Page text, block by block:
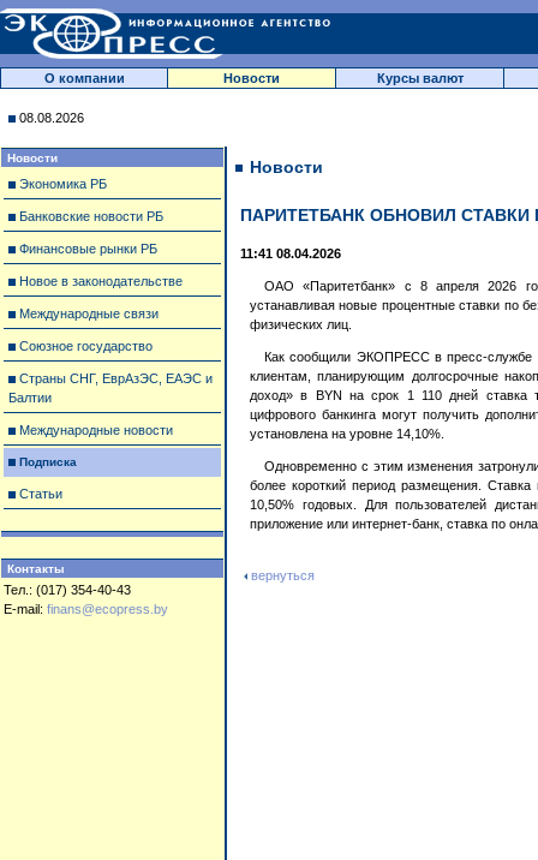
О компании Новости Курсы валют
08.08.2026
Новости
Экономика РБ
Банковские новости РБ
Финансовые рынки РБ
Новое в законодательстве
Международные связи
Союзное государство
Страны СНГ, ЕврАзЭС, ЕАЭС и
Балтии
Международные новости
Подписка
Статьи
Контакты
Тел.: (017) 354-40-43
E-mail: finans@ecopress.by
Новости
ПАРИТЕТБАНК ОБНОВИЛ
11:41 08.04.2026
ОАО «Паритетбанк» с 8 апреля 2026
устанавливая новые процентные ставки по
физических лиц.
Как сообщили ЭКОПРЕСС в пресс-службе
клиентам, планирующим долгосрочные
доход» в BYN на срок 1 110 дней ставка
цифрового банкинга могут получить
установлена на уровне 14,10%.
Одновременно с этим изменения
более короткий период размещения.
10,50% годовых. Для пользователей
приложение или интернет-банк, ставка по
вернуться